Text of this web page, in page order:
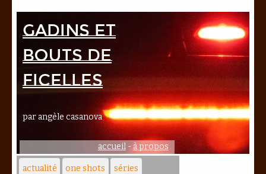
Gadins et
bouts de
ficelles
par angèle casanova
accueil-à propos
actualité one shots séries